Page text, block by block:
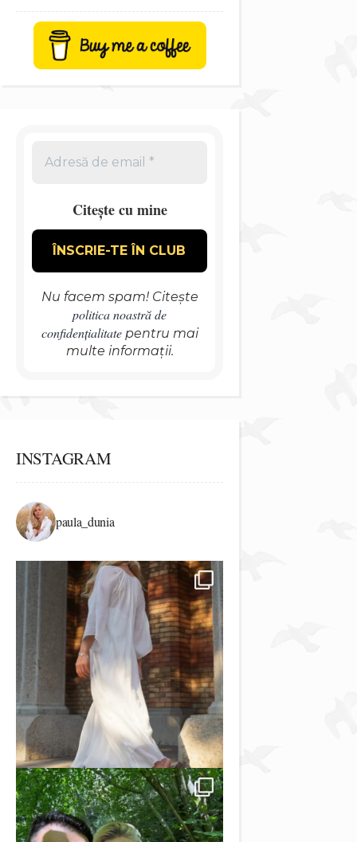
Citește cu mine
Nu facem spam! Citește
politica noastră de
confidențialitatepentru mai
multe informații.
INSTAGRAM
paula_dunia